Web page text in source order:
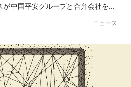
が中国平安グループと合弁会社を…
ニュース